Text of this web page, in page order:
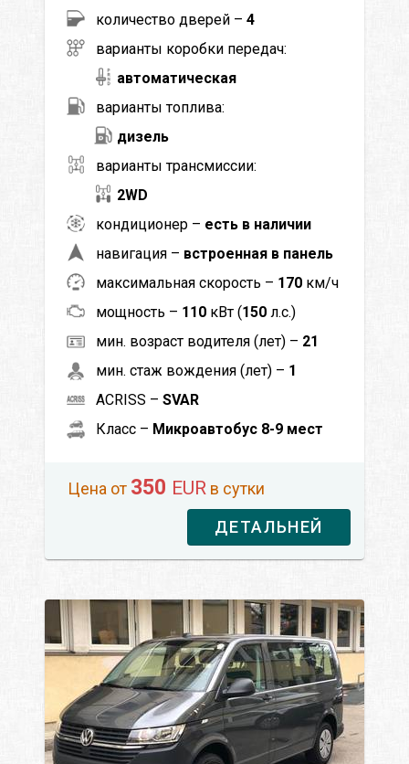
количество дверей – 4
варианты коробки передач:
автоматическая
варианты топлива:
дизель
варианты трансмиссии:
2WD
кондиционер – есть в наличии
навигация – встроенная в панель
максимальная скорость – 170 км/ч
мощность – 110 кВт (150 л.с.)
мин. возраст водителя (лет) – 21
мин. стаж вождения (лет) – 1
ACRISS – SVAR
Класс – Микроавтобус 8-9 мест
Цена от 350 EUR в сутки
ДЕТАЛЬНЕЙ